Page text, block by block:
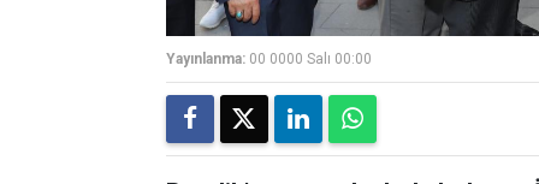
Yayınlanma: 00 0000 Salı 00:00